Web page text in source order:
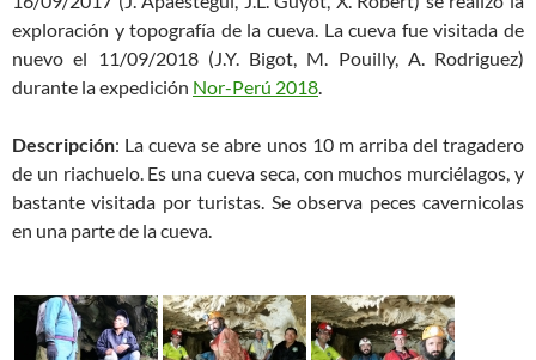
exploración y topografía de la cueva. La cueva fue visitada de
nuevo el 11/09/2018 (J.Y. Bigot, M. Pouilly, A. Rodriguez)
durante la expedición Nor-Perú 2018.
Descripción: La cueva se abre unos 10 m arriba del tragadero
de un riachuelo. Es una cueva seca, con muchos murciélagos, y
bastante visitada por turistas. Se observa peces cavernicolas
en una parte de la cueva.